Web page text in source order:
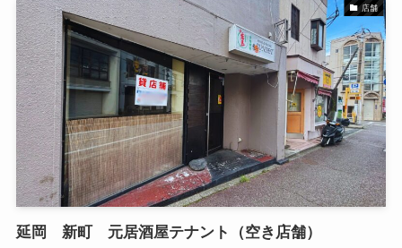
店舗
延岡 新町 元居酒屋テナント（空き店舗）